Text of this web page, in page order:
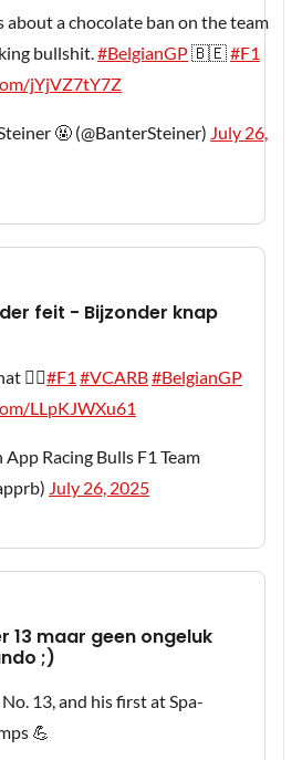
about a chocolate ban on the team
bullshit.#BelgianGP🇧🇪#F1
jYjVZ7tY7Z
🤬 (@BanterSteiner) July 26,
feit - Bijzonder knap
😮‍💨#F1 #VCARB#BelgianGP
LLpKJWXu61
Racing Bulls F1 Team
July 26, 2025
13 maar geen ongeluk
;)
13, and his first at Spa-
💪